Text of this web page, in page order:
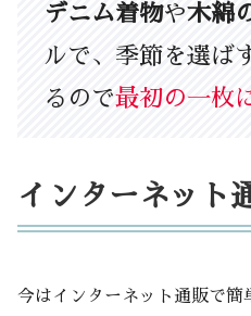
デニム着物や木綿
ルで、季節を選ば
るので最初の一枚
インターネット
今はインターネット通販で簡